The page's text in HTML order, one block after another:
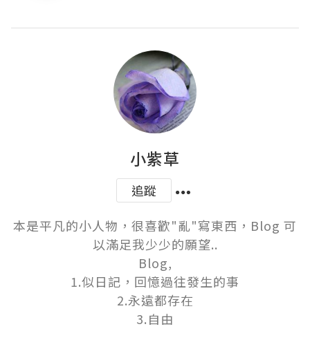
小紫草
追蹤
本是平凡的小人物，很喜歡"亂"寫東西，Blog 可
以滿足我少少的願望..
Blog,
1.似日記，回憶過往發生的事
2.永遠都存在
3.自由